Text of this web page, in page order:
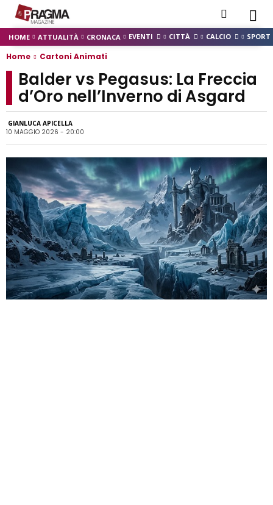
HOME ATTUALITÀ CRONACA EVENTI CITTÀ CALCIO SPORT
Home Cartoni Animati
Balder vs Pegasus: La Freccia
d’Oro nell’Inverno di Asgard
GIANLUCA APICELLA
10 MAGGIO 2026 - 20:00